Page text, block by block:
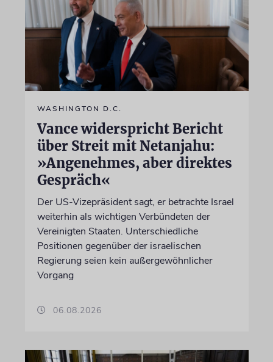
WASHINGTON D.C.
Vance widerspricht Bericht
über Streit mit Netanjahu:
»Angenehmes, aber direktes
Gespräch«
Der US-Vizepräsident sagt, er betrachte Israel
weiterhin als wichtigen Verbündeten der
Vereinigten Staaten. Unterschiedliche
Positionen gegenüber der israelischen
Regierung seien kein außergewöhnlicher
Vorgang
06.08.2026